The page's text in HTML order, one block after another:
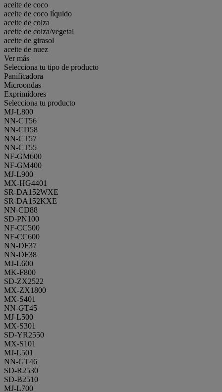
aceite de coco
aceite de coco líquido
aceite de colza
aceite de colza/vegetal
aceite de girasol
aceite de nuez
Ver más
Selecciona tu tipo de producto
Panificadora
Microondas
Exprimidores
Selecciona tu producto
MJ-L800
NN-CT56
NN-CD58
NN-CT57
NN-CT55
NF-GM600
NF-GM400
MJ-L900
MX-HG4401
SR-DA152WXE
SR-DA152KXE
NN-CD88
SD-PN100
NF-CC500
NF-CC600
NN-DF37
NN-DF38
MJ-L600
MK-F800
SD-ZX2522
MX-ZX1800
MX-S401
NN-GT45
MJ-L500
MX-S301
SD-YR2550
MX-S101
MJ-L501
NN-GT46
SD-R2530
SD-B2510
MJ-L700